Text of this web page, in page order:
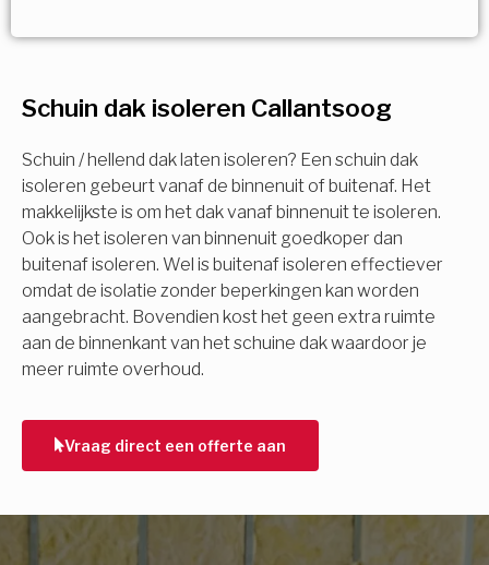
Schuin dak isoleren Callantsoog
Schuin / hellend dak laten isoleren? Een schuin dak
isoleren gebeurt vanaf de binnenuit of buitenaf. Het
makkelijkste is om het dak vanaf binnenuit te isoleren.
Ook is het isoleren van binnenuit goedkoper dan
buitenaf isoleren. Wel is buitenaf isoleren effectiever
omdat de isolatie zonder beperkingen kan worden
aangebracht. Bovendien kost het geen extra ruimte
aan de binnenkant van het schuine dak waardoor je
meer ruimte overhoud.
Vraag direct een offerte aan
Meerdere keuzes mogelijk
Isolatiemaatregel
Spouwisolatie
Vloerisolatie
Dakisolatie
Gevelisolatie
Vorige Volgende
subsidie!
Vul uw gegevens in en ontvang nu direct uw
berekening per mail.
Voornaam